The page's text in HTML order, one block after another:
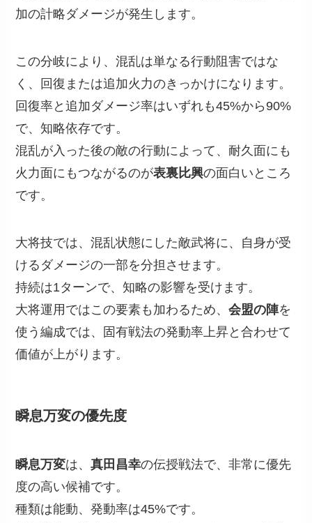
加の計略ダメージが発生します。
この分岐により、混乱は単なる行動阻害ではな
く、回復または追加火力のきっかけになります。
回復率と追加ダメージ率はいずれも45%から90%
で、知略依存です。
混乱が入った後の敵の行動によって、耐久面にも
火力面にもつながるのが表裏比興の面白いところ
です。
大将技では、混乱状態にした敵武将に、自身が受
けるダメージの一部を分担させます。
持続は1ターンで、知略の影響を受けます。
大将運用ではこの要素も加わるため、会盟の陣を
使う編成では、固有戦法の発動率上昇と合わせて
価値が上がります。
瞬息万変の優先度
瞬息万変は、真田昌幸の伝授戦法で、非常に優先
度の高い候補です。
種類は能動、発動率は45%です。